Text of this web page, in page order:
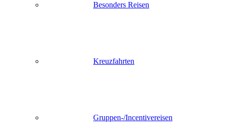
Besonders Reisen
Kreuzfahrten
Gruppen-/Incentivereisen